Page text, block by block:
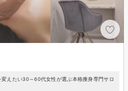
変えたい30～60代女性が選ぶ本格痩身専門サロ